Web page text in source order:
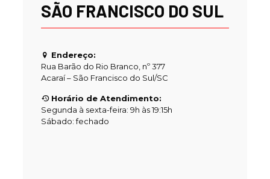
SÃO FRANCISCO DO SUL
Endereço:
Rua Barão do Rio Branco, nº 377
Acaraí – São Francisco do Sul/SC
Horário de Atendimento:
Segunda à sexta-feira: 9h às 19:15h
Sábado: fechado